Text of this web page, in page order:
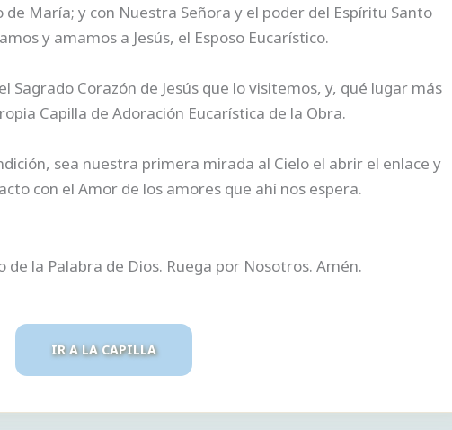
María; y con Nuestra Señora y el poder del Espíritu Santo
y amamos a Jesús, el Esposo Eucarístico.
Sagrado Corazón de Jesús que lo visitemos, y, qué lugar más
Capilla de Adoración Eucarística de la Obra.
sea nuestra primera mirada al Cielo el abrir el enlace y
con el Amor de los amores que ahí nos espera.
de la Palabra de Dios. Ruega por Nosotros. Amén.
IR A LA CAPILLA